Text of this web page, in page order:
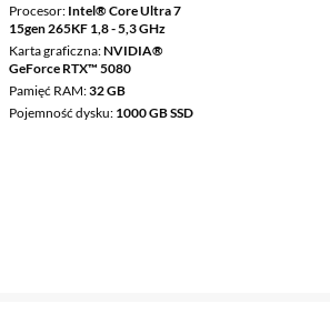
Procesor Intel® Core Ultra 7
15gen 265KF 1,8 - 5,3 GHz
Karta graficzna NVIDIA®
GeForce RTX™ 5080
Pamięć RAM 32 GB
Pojemność dysku 1000 GB SSD